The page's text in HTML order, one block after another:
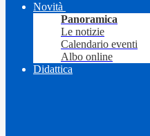
Novità
Panoramica
Le notizie
Calendario eventi
Albo online
Didattica